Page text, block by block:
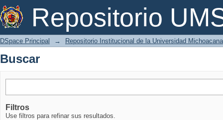
Repositorio
Buscar
DSpace Principal → Repositorio Institucional de la Universidad
Buscar
Filtros
Use filtros para refinar sus resultados.